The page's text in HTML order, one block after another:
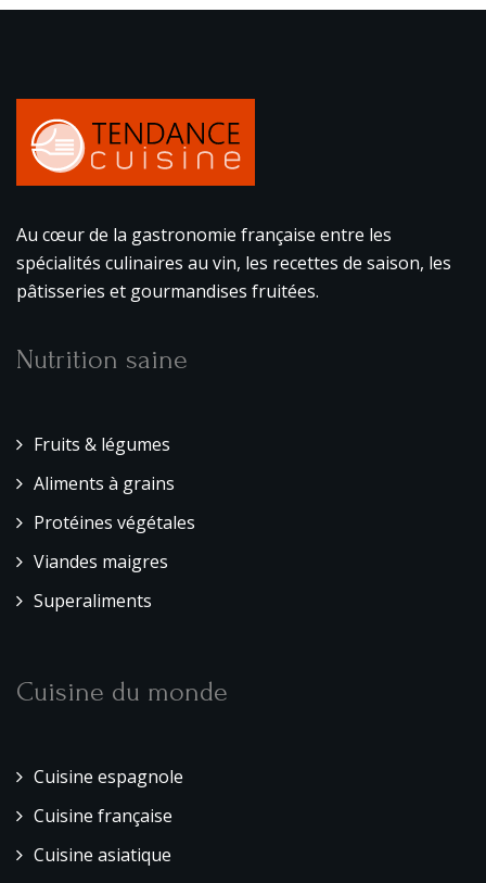
Au cœur de la gastronomie française entre les
spécialités culinaires au vin, les recettes de saison, les
pâtisseries et gourmandises fruitées.
Nutrition saine
Fruits & légumes
Aliments à grains
Protéines végétales
Viandes maigres
Superaliments
Cuisine du monde
Cuisine espagnole
Cuisine française
Cuisine asiatique